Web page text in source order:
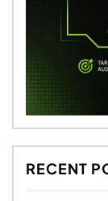
RECENT